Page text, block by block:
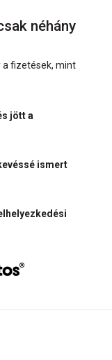
néhány
a fizetések, mint
jött a
ismert